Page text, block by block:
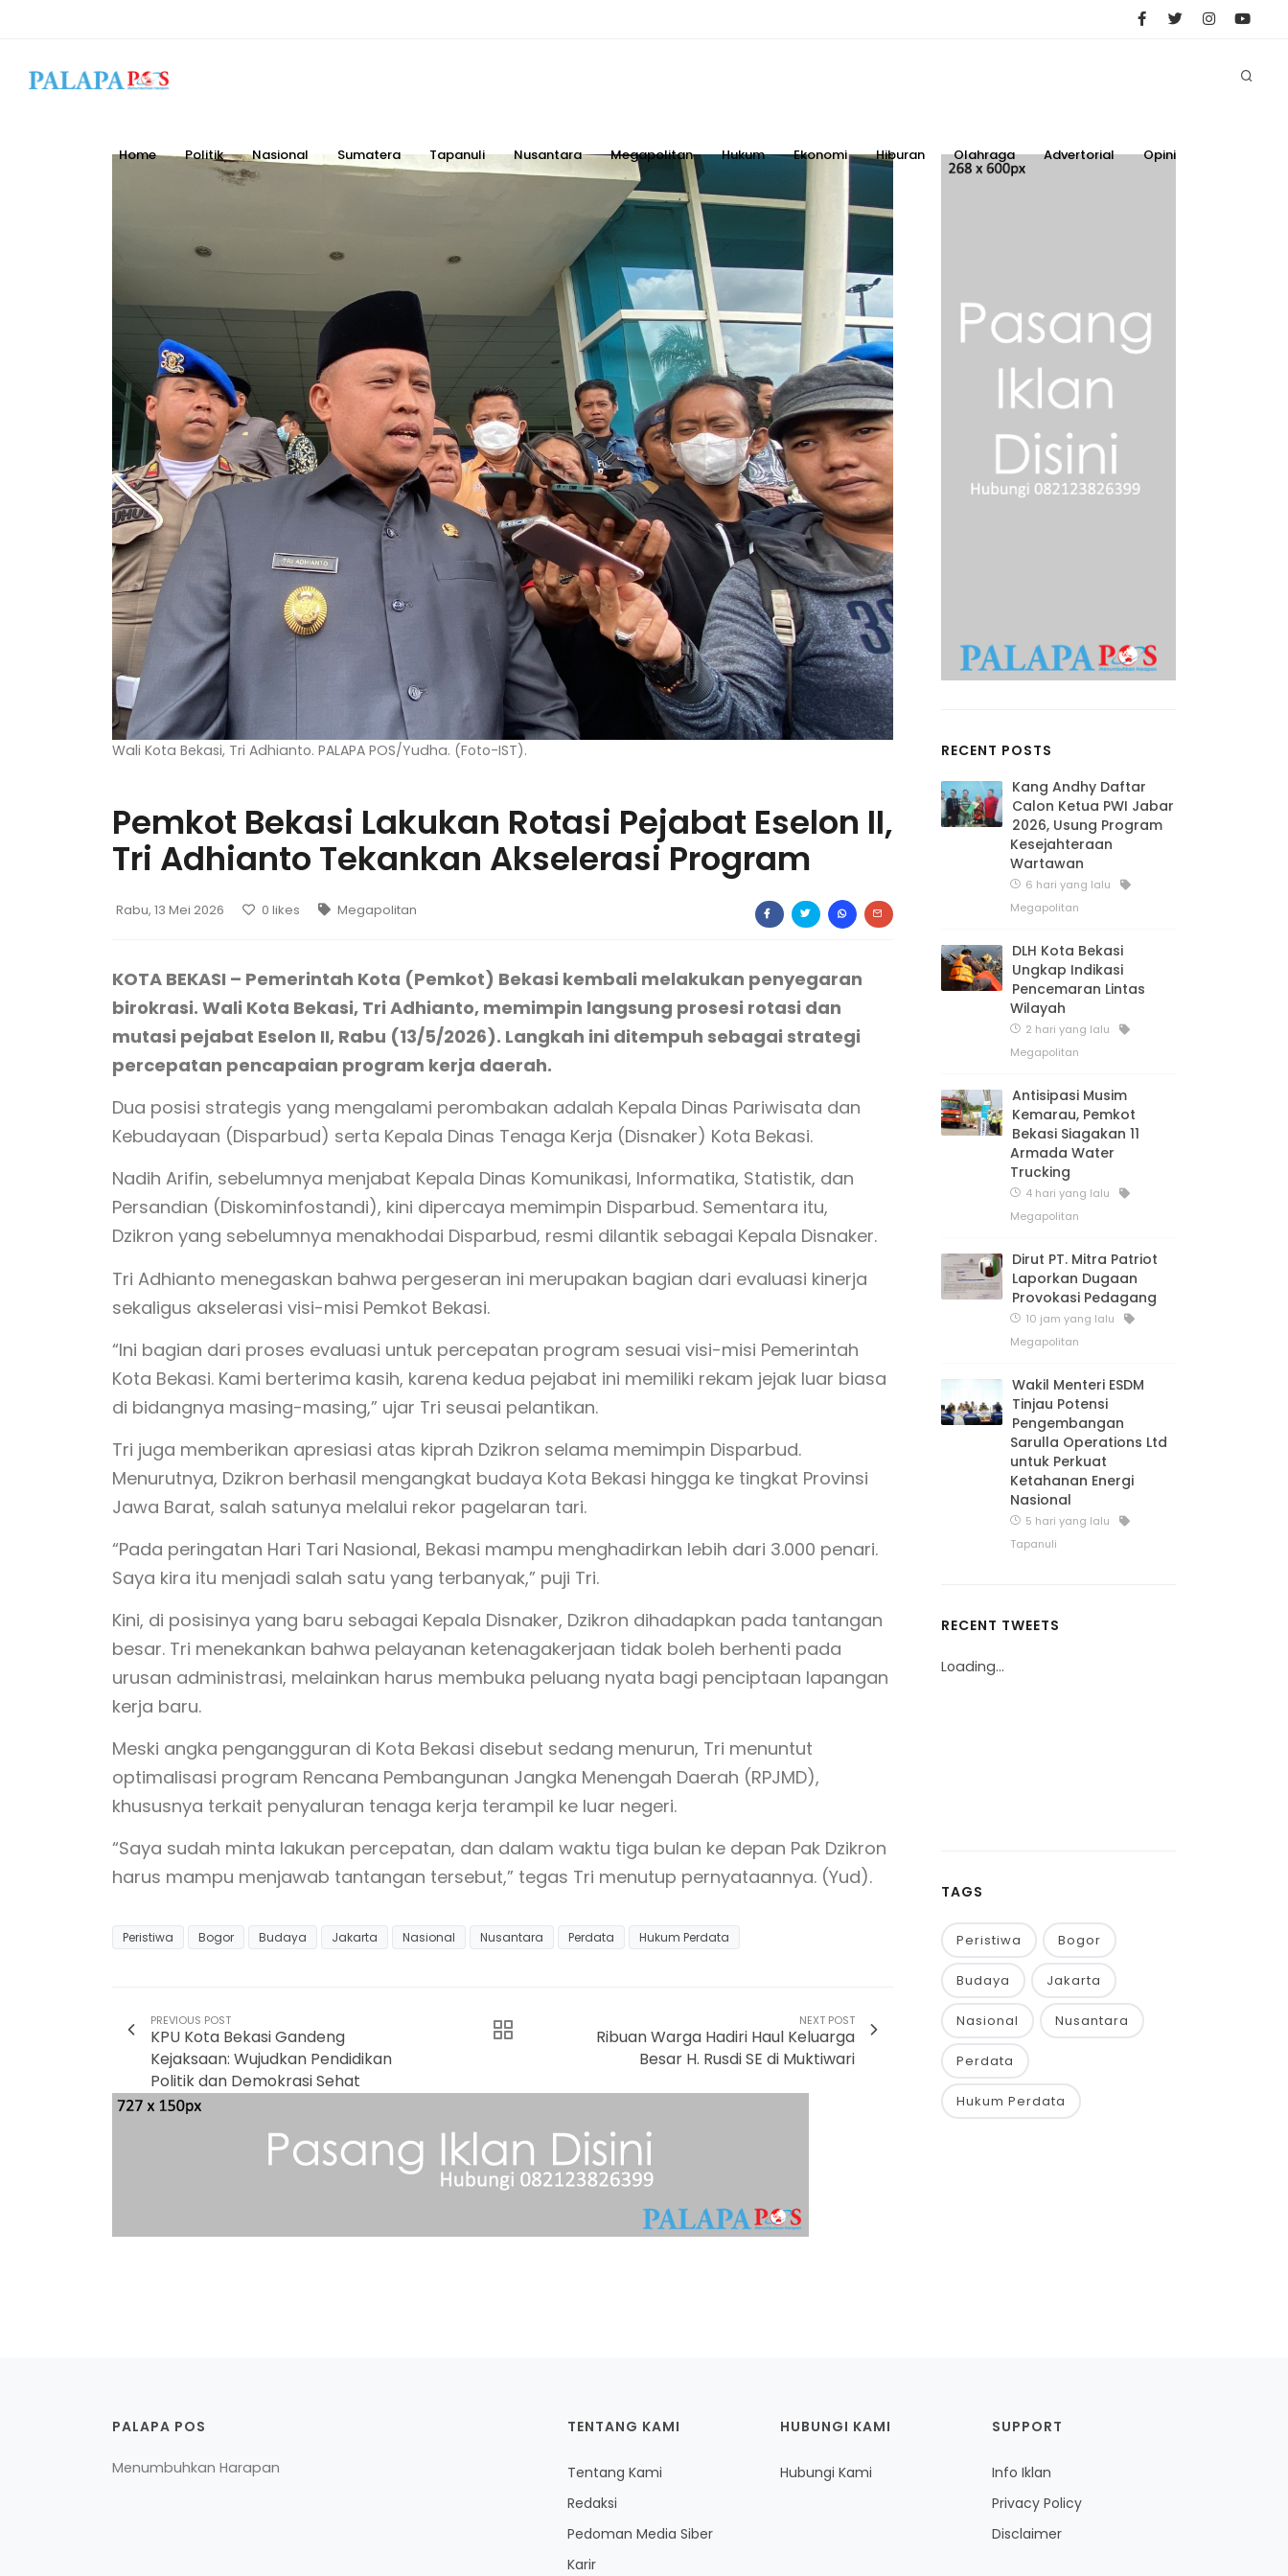
Home Politik Nasional Sumatera Tapanuli Nusantara Megapolitan Hukum Ekonomi Hiburan Olahraga Advertorial Opini
Wali Kota Bekasi, Tri Adhianto. PALAPA POS/Yudha. (Foto-IST).
Pemkot Bekasi Lakukan Rotasi Pejabat Eselon II,
Tri Adhianto Tekankan Akselerasi Program
Rabu, 13 Mei 2026 0 likes Megapolitan
KOTA BEKASI – Pemerintah Kota (Pemkot) Bekasi kembali melakukan penyegaran
birokrasi. Wali Kota Bekasi, Tri Adhianto, memimpin langsung prosesi rotasi dan
mutasi pejabat Eselon II, Rabu (13/5/2026). Langkah ini ditempuh sebagai strategi
percepatan pencapaian program kerja daerah.
Dua posisi strategis yang mengalami perombakan adalah Kepala Dinas Pariwisata dan
Kebudayaan (Disparbud) serta Kepala Dinas Tenaga Kerja (Disnaker) Kota Bekasi.
Nadih Arifin, sebelumnya menjabat Kepala Dinas Komunikasi, Informatika, Statistik, dan
Persandian (Diskominfostandi), kini dipercaya memimpin Disparbud. Sementara itu,
Dzikron yang sebelumnya menakhodai Disparbud, resmi dilantik sebagai Kepala Disnaker.
Tri Adhianto menegaskan bahwa pergeseran ini merupakan bagian dari evaluasi kinerja
sekaligus akselerasi visi-misi Pemkot Bekasi.
“Ini bagian dari proses evaluasi untuk percepatan program sesuai visi-misi Pemerintah
Kota Bekasi. Kami berterima kasih, karena kedua pejabat ini memiliki rekam jejak luar biasa
di bidangnya masing-masing,” ujar Tri seusai pelantikan.
Tri juga memberikan apresiasi atas kiprah Dzikron selama memimpin Disparbud.
Menurutnya, Dzikron berhasil mengangkat budaya Kota Bekasi hingga ke tingkat Provinsi
Jawa Barat, salah satunya melalui rekor pagelaran tari.
“Pada peringatan Hari Tari Nasional, Bekasi mampu menghadirkan lebih dari 3.000 penari.
Saya kira itu menjadi salah satu yang terbanyak,” puji Tri.
Kini, di posisinya yang baru sebagai Kepala Disnaker, Dzikron dihadapkan pada tantangan
besar. Tri menekankan bahwa pelayanan ketenagakerjaan tidak boleh berhenti pada
urusan administrasi, melainkan harus membuka peluang nyata bagi penciptaan lapangan
kerja baru.
Meski angka pengangguran di Kota Bekasi disebut sedang menurun, Tri menuntut
optimalisasi program Rencana Pembangunan Jangka Menengah Daerah (RPJMD),
khususnya terkait penyaluran tenaga kerja terampil ke luar negeri.
“Saya sudah minta lakukan percepatan, dan dalam waktu tiga bulan ke depan Pak Dzikron
harus mampu menjawab tantangan tersebut,” tegas Tri menutup pernyataannya. (Yud).
Peristiwa Bogor Budaya Jakarta Nasional Nusantara Perdata Hukum Perdata
PREVIOUS POST
KPU Kota Bekasi Gandeng
Kejaksaan: Wujudkan Pendidikan
Politik dan Demokrasi Sehat
NEXT POST
Ribuan Warga Hadiri Haul Keluarga
Besar H. Rusdi SE di Muktiwari
RECENT POSTS
Kang Andhy Daftar
Calon Ketua PWI Jabar
2026, Usung Program
Kesejahteraan
Wartawan
6 hari yang lalu
Megapolitan
DLH Kota Bekasi
Ungkap Indikasi
Pencemaran Lintas
Wilayah
2 hari yang lalu
Megapolitan
Antisipasi Musim
Kemarau, Pemkot
Bekasi Siagakan 11
Armada Water
Trucking
4 hari yang lalu
Megapolitan
Dirut PT. Mitra Patriot
Laporkan Dugaan
Provokasi Pedagang
10 jam yang lalu
Megapolitan
Wakil Menteri ESDM
Tinjau Potensi
Pengembangan
Sarulla Operations Ltd
untuk Perkuat
Ketahanan Energi
Nasional
5 hari yang lalu
Tapanuli
RECENT TWEETS
Loading...
TAGS
Peristiwa Bogor
Budaya Jakarta
Nasional Nusantara
Perdata
Hukum Perdata
PALAPA POS
Menumbuhkan Harapan
TENTANG KAMI
Tentang Kami
Redaksi
Pedoman Media Siber
Karir
HUBUNGI KAMI
Hubungi Kami
SUPPORT
Info Iklan
Privacy Policy
Disclaimer